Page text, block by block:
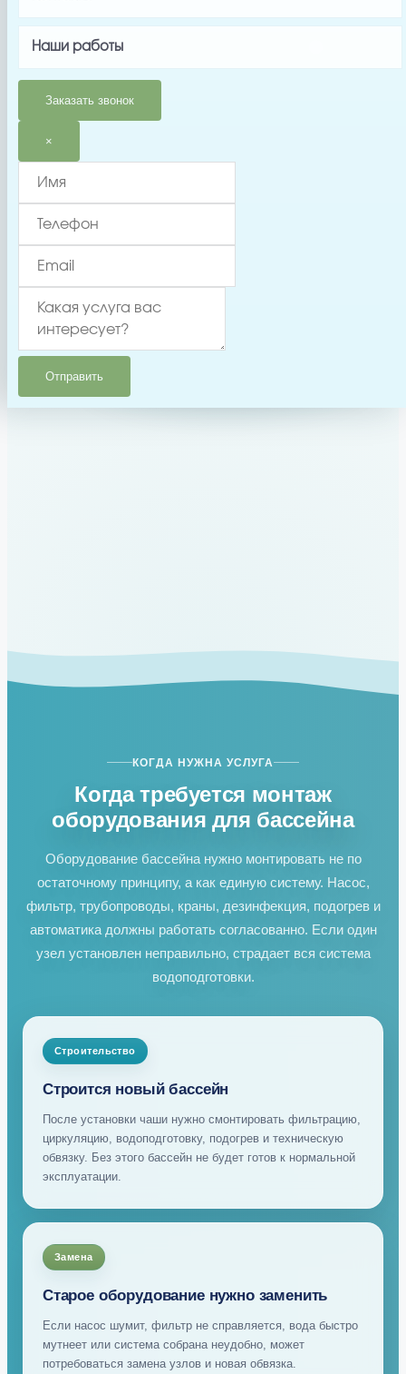
Наши работы
Заказать звонок
×
Отправить
монтаж
оборудования
КОГДА НУЖНА УСЛУГА
Когда требуется монтаж
оборудования для бассейна
Оборудование бассейна нужно монтировать не по
остаточному принципу, а как единую систему. Насос,
фильтр, трубопроводы, краны, дезинфекция, подогрев и
автоматика должны работать согласованно. Если один
узел установлен неправильно, страдает вся система
водоподготовки.
Строительство
Строится новый бассейн
После установки чаши нужно смонтировать фильтрацию,
циркуляцию, водоподготовку, подогрев и техническую
обвязку. Без этого бассейн не будет готов к нормальной
эксплуатации.
Замена
Старое оборудование нужно заменить
Если насос шумит, фильтр не справляется, вода быстро
мутнеет или система собрана неудобно, может
потребоваться замена узлов и новая обвязка.